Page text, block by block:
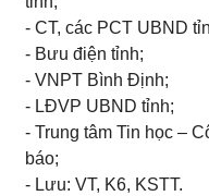
- CT, các PCT UBND
- Bưu điện tỉnh;
- VNPT Bình Định;
- LĐVP UBND tỉnh;
- Trung tâm Tin học –
báo;
- Lưu: VT, K6, KSTT.